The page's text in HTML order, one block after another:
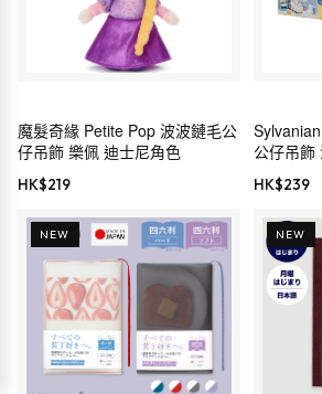
魔髮奇緣 Petite Pop 波波鏈毛公
仔吊飾 樂佩 迪士尼角色
HK$219
公仔吊飾
HK$239
NEW NEW